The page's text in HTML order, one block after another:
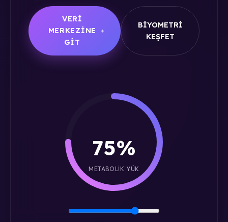
VERI
MERKEZINE
GIT
BIYOMETRI
KEŞFET
75%
METABOLIK YÜK